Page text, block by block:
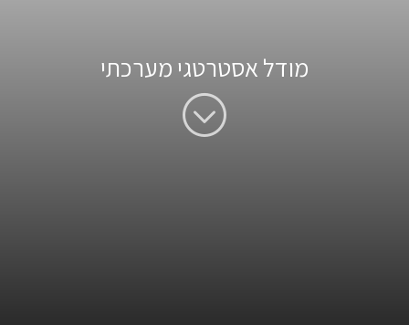
מודל אסטרטגי מערכתי